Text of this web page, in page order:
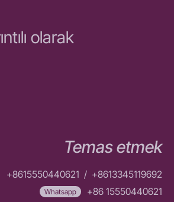
olarak
Temas etmek
+8615550440621 / +8613345119692
Whatsapp
+86 15550440621